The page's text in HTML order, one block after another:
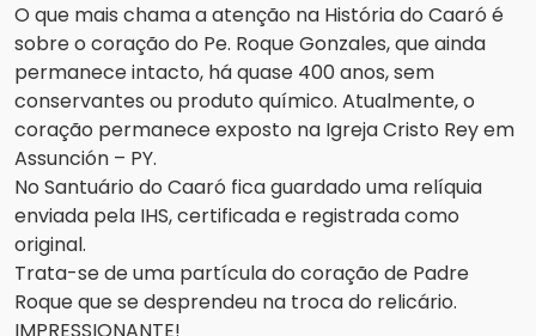
O que mais chama a atenção na História do Caaró é
sobre o coração do Pe. Roque Gonzales, que ainda
permanece intacto, há quase 400 anos, sem
conservantes ou produto químico. Atualmente, o
coração permanece exposto na Igreja Cristo Rey em
Assunción – PY.
No Santuário do Caaró fica guardado uma relíquia
enviada pela IHS, certificada e registrada como
original.
Trata-se de uma partícula do coração de Padre
Roque que se desprendeu na troca do relicário.